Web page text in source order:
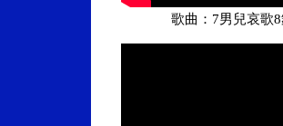
歌曲：7男兒哀歌